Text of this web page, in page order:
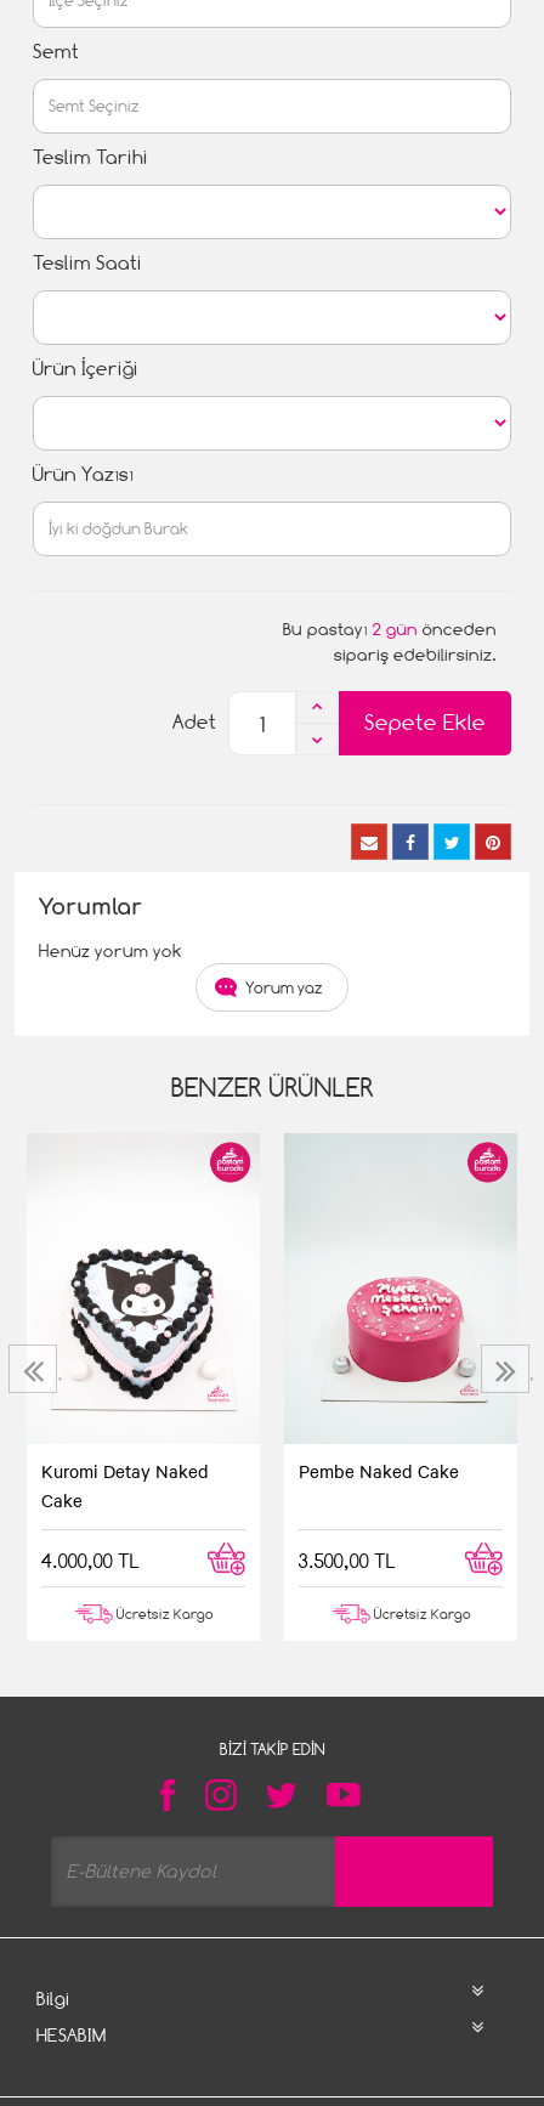
Semt
Teslim Tarihi
Teslim Saati
Ürün İçeriği
Ürün Yazısı
Bu pastayı 2 gün önceden
sipariş edebilirsiniz.
Sepete Ekle
Adet
Yorumlar
Henüz yorum yok
Yorum yaz
BENZER ÜRÜNLER
Kuromi Detay Naked
Cake
4.000,00 TL
Ücretsiz Kargo
Pembe Naked Cake
3.500,00 TL
Ücretsiz Kargo
‹ ›
BIZI TAKIP EDIN
Bilgi
HESABIM